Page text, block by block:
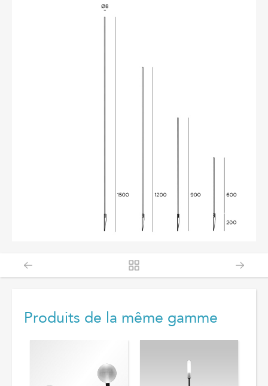
Produits de la même gamme